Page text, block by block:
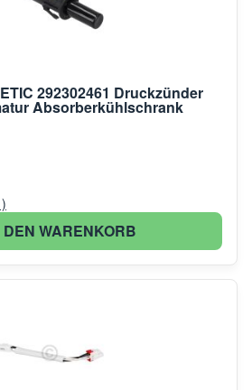
292302461 Druckzünder
Absorberkühlschrank
DEN WARENKORB